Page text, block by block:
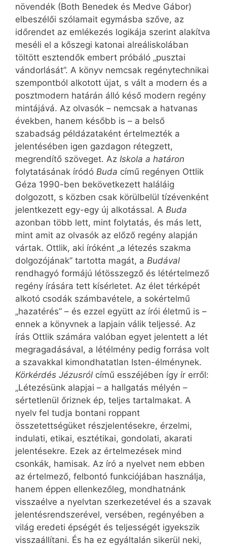
növendék (Both Benedek és Medve Gábor)
elbeszélői szólamait egymásba szőve, az
időrendet az emlékezés logikája szerint alakítva
meséli el a kőszegi katonai alreáliskolában
töltött esztendők embert próbáló „pusztai
vándorlását”. A könyv nemcsak regénytechnikai
szempontból alkotott újat, s vált a modern és a
posztmodern határán álló késő modern regény
mintájává. Az olvasók – nemcsak a hatvanas
években, hanem később is – a belső
szabadság példázataként értelmezték a
jelentésében igen gazdagon rétegzett,
megrendítő szöveget. Az Iskola a határon
folytatásának íródó Buda című regényen Ottlik
Géza 1990-ben bekövetkezett haláláig
dolgozott, s közben csak körülbelül tízévenként
jelentkezett egy-egy új alkotással. A Buda
azonban több lett, mint folytatás, és más lett,
mint amit az olvasók az előző regény alapján
vártak. Ottlik, aki íróként „a létezés szakma
dolgozójának” tartotta magát, a Budával
rendhagyó formájú létösszegző és létértelmező
regény írására tett kísérletet. Az élet térképét
alkotó csodák számbavétele, a sokértelmű
„hazatérés” – és ezzel együtt az írói életmű is –
ennek a könyvnek a lapjain válik teljessé. Az
írás Ottlik számára valóban egyet jelentett a lét
megragadásával, a létélmény pedig forrása volt
a szavakkal kimondhatatlan Isten-élménynek.
Körkérdés Jézusról című esszéjében így ír erről:
„Létezésünk alapjai – a hallgatás mélyén –
sértetlenül őriznek ép, teljes tartalmakat. A
nyelv fel tudja bontani roppant
összetettségüket részjelentésekre, érzelmi,
indulati, etikai, esztétikai, gondolati, akarati
jelentésekre. Ezek az értelmezések mind
csonkák, hamisak. Az író a nyelvet nem ebben
az értelmező, felbontó funkciójában használja,
hanem éppen ellenkezőleg, mondhatnánk
visszaélve a nyelvtan szerkezetével és a szavak
jelentésrendszerével, versében, regényében a
világ eredeti épségét és teljességét igyekszik
visszaállítani. És ha ez egyáltalán sikerül neki,